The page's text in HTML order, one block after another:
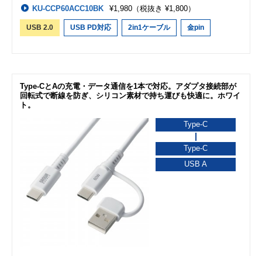
KU-CCP60ACC10BK ¥1,980 （税抜き ¥1,800）
USB 2.0 USB PD対応 2in1ケーブル 金pin
Type-CとAの充電・データ通信を1本で対応。アダプタ接続部が
回転式で断線を防ぎ、シリコン素材で持ち運びも快適に。ホワイ
ト。
Type-C
Type-C
USB A